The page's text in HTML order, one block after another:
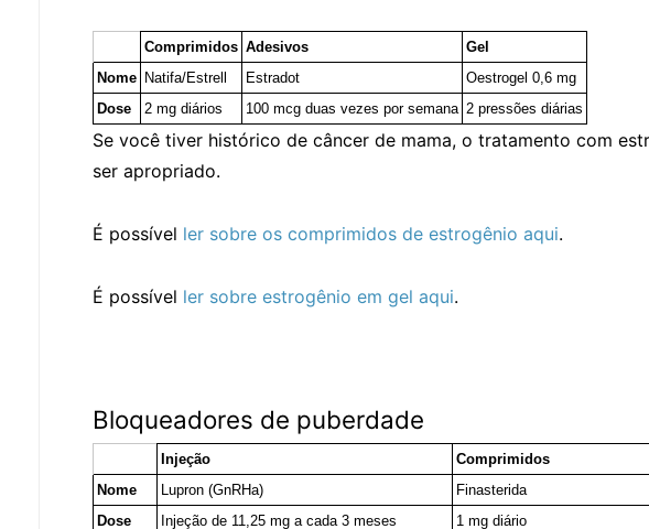
Comprimidos Adesivos
Gel
Nome Natifa/Estrell Estradot
Oestrogel 0,6 mg
Dose
2 mg diários 100 mcg duas vezes por semana 2 pressões diárias
Se você tiver histórico de câncer de mama, o tratamento com
ser apropriado.
É possível ler sobre os comprimidos de estrogênio aqui.
É possível ler sobre estrogênio em gel aqui.
Bloqueadores de puberdade
Injeção
Comprimidos
Nome
Lupron (GnRHa)
Finasterida
Dose
Injeção de 11,25 mg a cada 3 meses 1 mg diário